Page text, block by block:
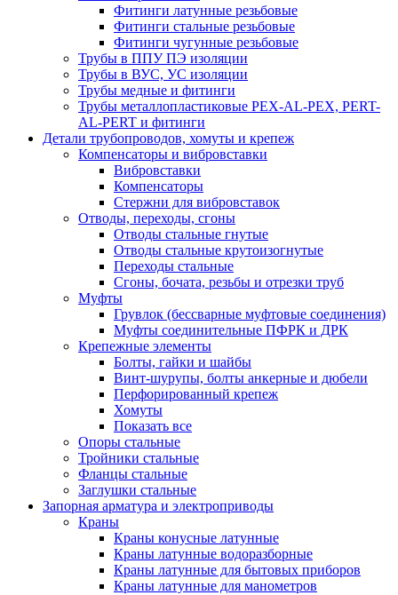
Фитинги латунные резьбовые
Фитинги стальные резьбовые
Фитинги чугунные резьбовые
Трубы в ППУ ПЭ изоляции
Трубы в ВУС, УС изоляции
Трубы медные и фитинги
Трубы металлопластиковые PEX-AL-PEX, PERT-
AL-PERT и фитинги
Детали трубопроводов, хомуты и крепеж
Компенсаторы и вибровставки
Вибровставки
Компенсаторы
Стержни для вибровставок
Отводы, переходы, сгоны
Отводы стальные гнутые
Отводы стальные крутоизогнутые
Переходы стальные
Сгоны, бочата, резьбы и отрезки труб
Муфты
Грувлок (бессварные муфтовые соединения)
Муфты соединительные ПФРК и ДРК
Крепежные элементы
Болты, гайки и шайбы
Винт-шурупы, болты анкерные и дюбели
Перфорированный крепеж
Хомуты
Показать все
Опоры стальные
Тройники стальные
Фланцы стальные
Заглушки стальные
Запорная арматура и электроприводы
Краны
Краны конусные латунные
Краны латунные водоразборные
Краны латунные для бытовых приборов
Краны латунные для манометров